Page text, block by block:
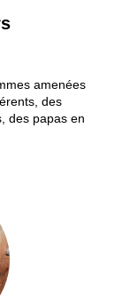
amenées
des
des papas en
et